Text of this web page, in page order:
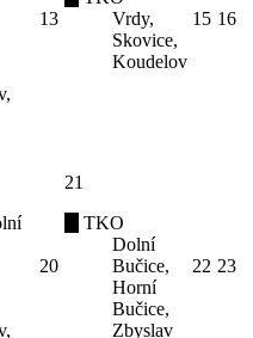
13
Vrdy,
Skovice,
Koudelov
15 16
20
21
TKO
Dolní
Bučice,
Horní
Bučice,
Zbyslav
22 23